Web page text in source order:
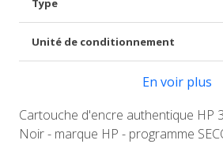
Type
Unité de conditionnement
En voir plus
Cartouche d'encre authentique HP
Noir - marque HP - programme